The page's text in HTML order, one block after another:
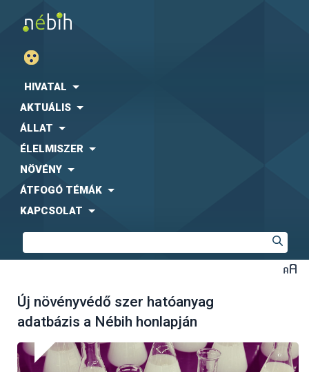
HIVATAL
AKTUÁLIS
ÁLLAT
ÉLELMISZER
NÖVÉNY
ÁTFOGÓ TÉMÁK
KAPCSOLAT
Új növényvédő szer hatóanyag
adatbázis a Nébih honlapján